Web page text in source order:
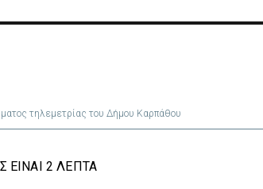
τηλεμετρίας του Δήμου Καρπάθου
2 ΛΕΠΤΆ